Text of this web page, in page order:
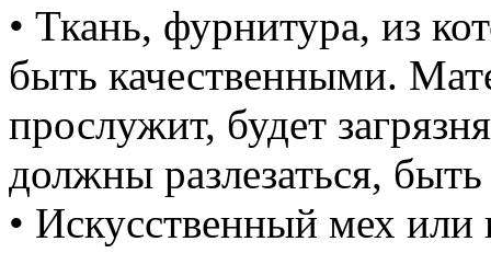
• Ткань, фурнитура, из
быть качественными.
прослужит, будет
должны разлезаться,
• Искусственный мех